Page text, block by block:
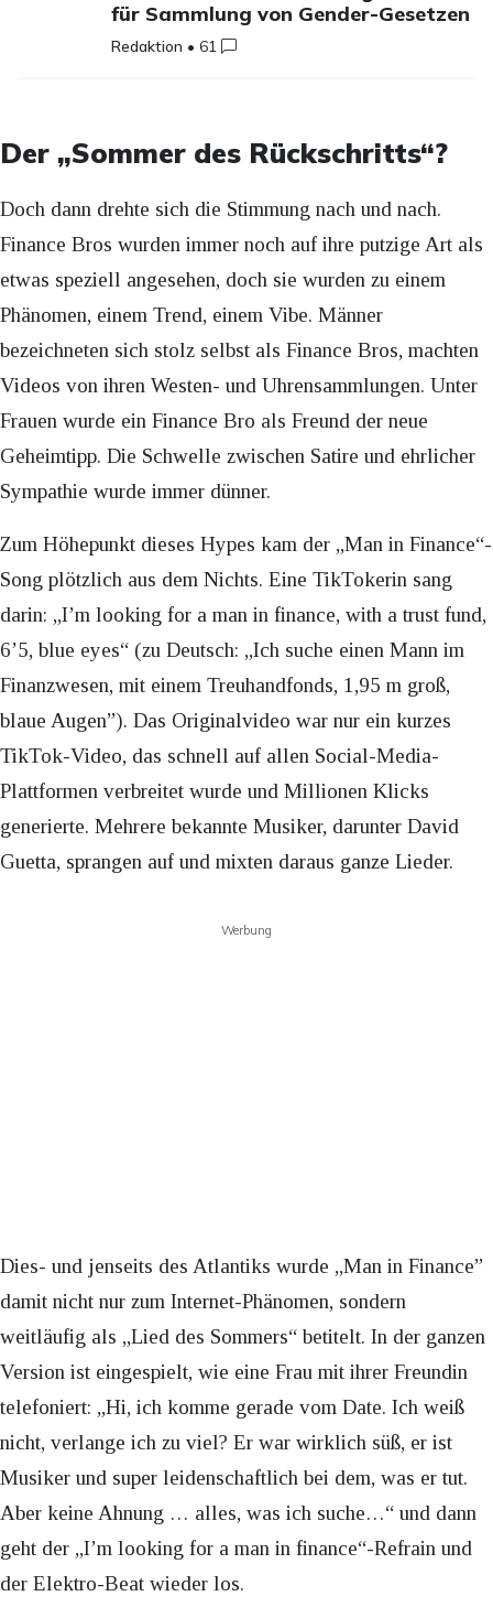
für Sammlung von Gender-Gesetzen
Redaktion •61
Der „Sommer des Rückschritts“?
Doch dann drehte sich die Stimmung nach und nach.
Finance Bros wurden immer noch auf ihre putzige Art als
etwas speziell angesehen, doch sie wurden zu einem
Phänomen, einem Trend, einem Vibe. Männer
bezeichneten sich stolz selbst als Finance Bros, machten
Videos von ihren Westen- und Uhrensammlungen. Unter
Frauen wurde ein Finance Bro als Freund der neue
Geheimtipp. Die Schwelle zwischen Satire und ehrlicher
Sympathie wurde immer dünner.
Zum Höhepunkt dieses Hypes kam der „Man in Finance“-
Song plötzlich aus dem Nichts. Eine TikTokerin sang
darin: „I’m looking for a man in finance, with a trust fund,
6’5, blue eyes“ (zu Deutsch: „Ich suche einen Mann im
Finanzwesen, mit einem Treuhandfonds, 1,95 m groß,
blaue Augen”). Das Originalvideo war nur ein kurzes
TikTok-Video, das schnell auf allen Social-Media-
Plattformen verbreitet wurde und Millionen Klicks
generierte. Mehrere bekannte Musiker, darunter David
Guetta, sprangen auf und mixten daraus ganze Lieder.
Werbung
Dies- und jenseits des Atlantiks wurde „Man in Finance”
damit nicht nur zum Internet-Phänomen, sondern
weitläufig als „Lied des Sommers“ betitelt. In der ganzen
Version ist eingespielt, wie eine Frau mit ihrer Freundin
telefoniert: „Hi, ich komme gerade vom Date. Ich weiß
nicht, verlange ich zu viel? Er war wirklich süß, er ist
Musiker und super leidenschaftlich bei dem, was er tut.
Aber keine Ahnung … alles, was ich suche…“ und dann
geht der „I’m looking for a man in finance“-Refrain und
der Elektro-Beat wieder los.